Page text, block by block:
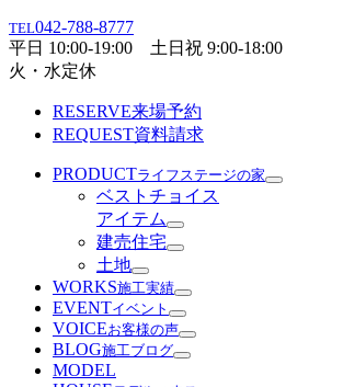
TEL042-788-8777
平日 10:00-19:00 土日祝 9:00-18:00
火・水定休
RESERVE来場予約
REQUEST資料請求
PRODUCTライフステージの家
ベストチョイス
アイテム
建売住宅
土地
WORKS施工実績
EVENTイベント
VOICEお客様の声
BLOG施工ブログ
MODEL